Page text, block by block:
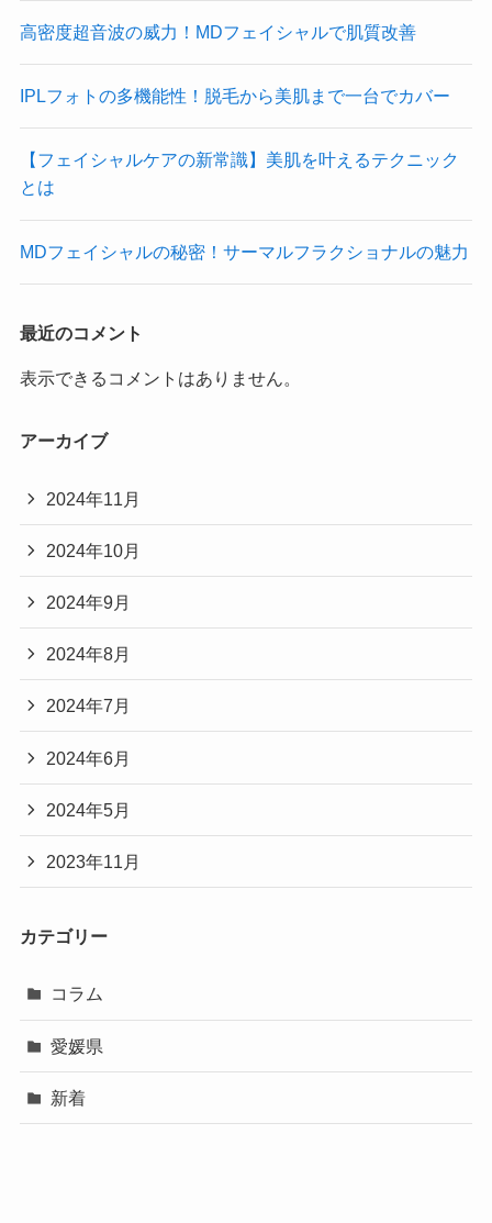
高密度超音波の威力！MDフェイシャルで肌質改善
IPLフォトの多機能性！脱毛から美肌まで一台でカバー
【フェイシャルケアの新常識】美肌を叶えるテクニック
とは
MDフェイシャルの秘密！サーマルフラクショナルの魅力
最近のコメント
表示できるコメントはありません。
アーカイブ
2024年11月
2024年10月
2024年9月
2024年8月
2024年7月
2024年6月
2024年5月
2023年11月
カテゴリー
コラム
愛媛県
新着